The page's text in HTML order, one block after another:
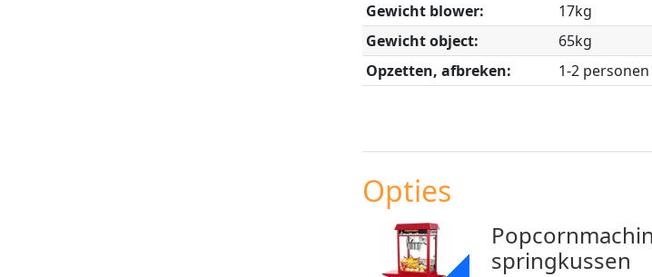
Gewicht blower:
17kg
Gewicht object:
65kg
Opzetten, afbreken:
1-2 personen
Opties
ACTIE
springkussen